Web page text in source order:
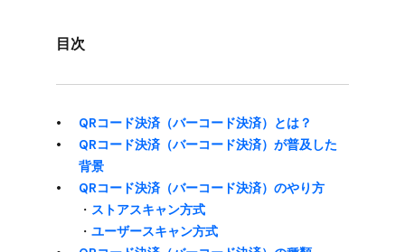
目次
QRコード決済​（バーコード決済）とは？
QRコード決済​（バーコード決済）が​普及した​
背景
QRコード決済​（バーコード決済）の​やり方
・ ストアスキャン方​式
・ ユーザースキャン方​式